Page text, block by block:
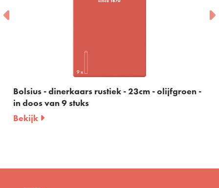
- olijfgroen -
Bolsius - dinerkaars rustiek -
in doos van 9 stuks